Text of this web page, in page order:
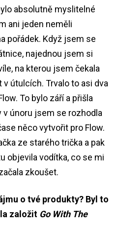
absolutně myslitelné
ani jeden neměli
pořádek. Když jsem se
najednou jsem si
na kterou jsem čekala
v útulcích. Trvalo to asi dva
To bylo září a přišla
v únoru jsem se rozhodla
něco vytvořit pro Flow.
ze starého trička a pak
objevila vodítka, co se mi
zkoušet.
o tvé produkty? Byl to
založit Go With The